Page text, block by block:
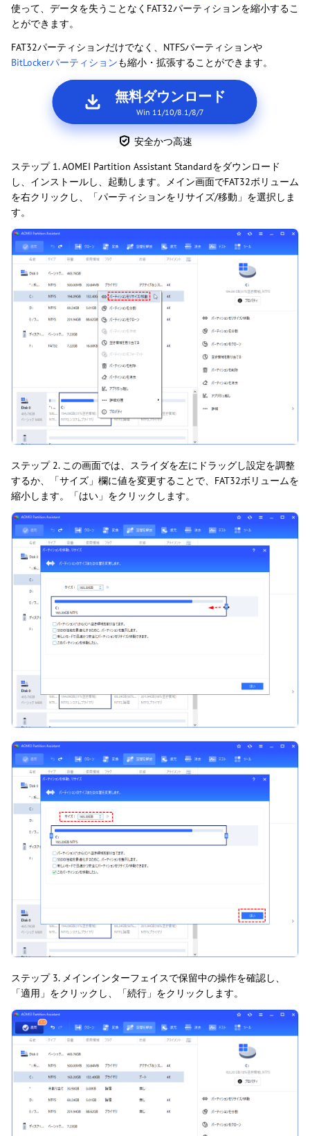
使って、データを失うことなくFAT32パーティションを縮小するこ
とができます。
FAT32パーティションだけでなく、NTFSパーティションや
BitLockerパーティションも縮小・拡張することができます。
無料ダウンロード
Win 11/10/8.1/8/7
安全かつ高速
ステップ 1. AOMEI Partition Assistant Standardをダウンロード
し、インストールし、起動します。メイン画面でFAT32ボリューム
を右クリックし、「パーティションをリサイズ/移動」を選択しま
す。
ステップ 2. この画面では、スライダを左にドラッグし設定を調整
するか、「サイズ」欄に値を変更することで、FAT32ボリュームを
縮小します。「はい」をクリックします。
ステップ 3. メインインターフェイスで保留中の操作を確認し、
「適用」をクリックし、「続行」をクリックします。